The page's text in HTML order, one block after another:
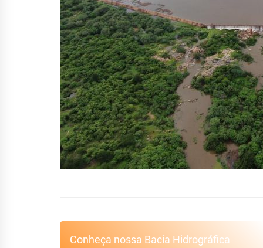
Conheça nossa Bacia Hidrográfica